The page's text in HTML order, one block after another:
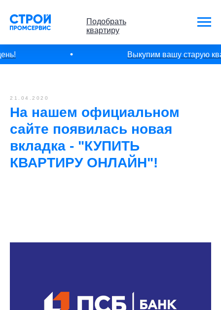
Подобрать
квартиру
Выкупим вашу старую
21.04.2020
На нашем официальном
сайте появилась новая
вкладка - "КУПИТЬ
КВАРТИРУ ОНЛАЙН"!